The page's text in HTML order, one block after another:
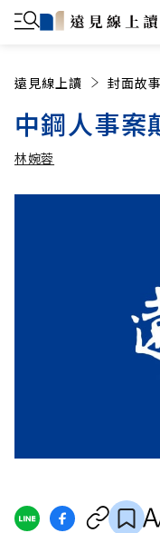
遠見線上讀 封面故事
中鋼人事案
林婉蓉